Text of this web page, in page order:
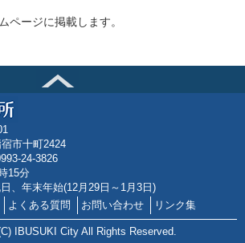
ページに掲載します。
市十町2424
24-3826
15分
、年末年始(12月29日～1月3日)
よくある質問 お問い合わせ リンク集
IBUSUKI City All Rights Reserved.